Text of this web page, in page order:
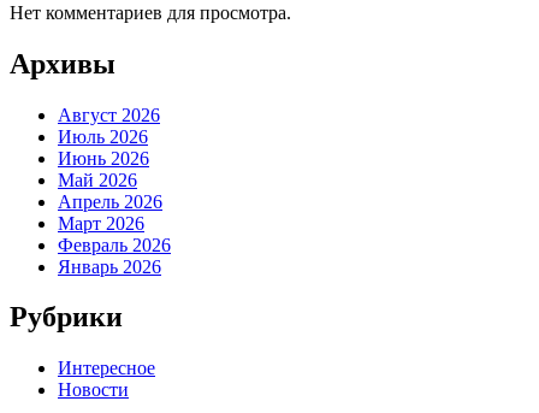
Нет комментариев для просмотра.
Архивы
Август 2026
Июль 2026
Июнь 2026
Май 2026
Апрель 2026
Март 2026
Февраль 2026
Январь 2026
Рубрики
Интересное
Новости